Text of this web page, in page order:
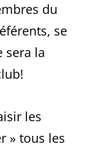
du
se
sera la
les
» tous les